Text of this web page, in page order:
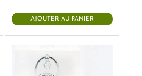
initial
était :
48.000 CFA.
actuel
est :
47.500
AJOUTER AU PANIER